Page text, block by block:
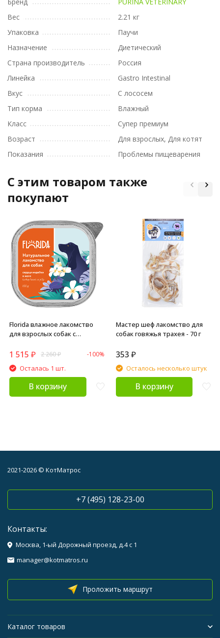
Вес
2.21 кг
Упаковка
Паучи
Назначение
Диетический
Страна производитель
Россия
Линейка
Gastro Intestinal
Вкус
С лососем
Тип корма
Влажный
Класс
Супер премиум
Возраст
Для взрослых, Для котят
Показания
Проблемы пищеварения
C этим товаром также
покупают
Florida влажное лакомство
для взрослых собак с
ламистерах - 100 г х 15 шт
1 515 ₽ 2 260₽ -100%
Осталась 1 шт.
В корзину
Мастер шеф лакомство для
собак говяжья трахея - 70 г
353 ₽
Осталось несколько штук
В корзину
2021-2026 © КотМатрос
+7 (495) 128-23-00
Контакты:
Москва, 1-ый Дорожный проезд, д.4 с 1
manager@kotmatros.ru
Проложить маршрут
Каталог товаров